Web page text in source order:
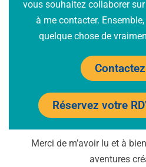
vous souhaitez collaborer sur
à me contacter.
quelque chose de
Réservez votre
Merci de m’avoir lu et à
aventures